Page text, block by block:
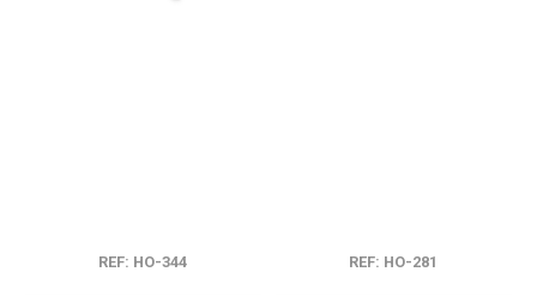
REF: HO-344 REF: HO-281